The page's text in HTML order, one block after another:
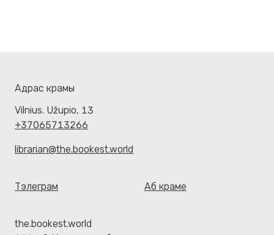
Адрас крамы
Vilnius. Užupio, 13
+37065713266
librarian@the.bookest.world
Тэлеграм Аб краме
the.bookest.world